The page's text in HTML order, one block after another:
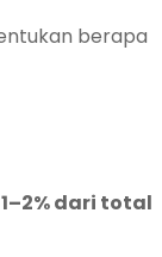
berapa
dari total